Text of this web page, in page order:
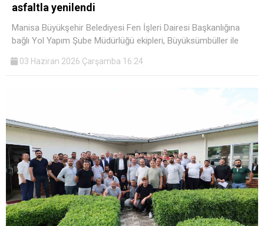
asfaltla yenilendi
Manisa Büyükşehir Belediyesi Fen İşleri Dairesi Başkanlığına
bağlı Yol Yapım Şube Müdürlüğü ekipleri, Büyüksümbüller ile
03 Haziran 2026 Çarşamba 16:24